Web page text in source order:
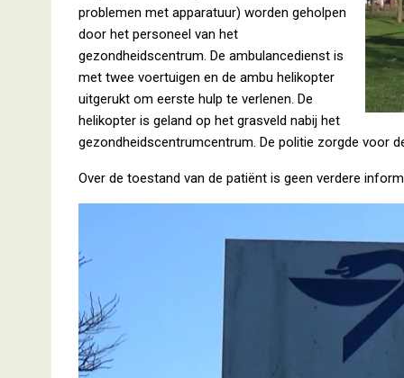
problemen met apparatuur) worden geholpen
door het personeel van het
gezondheidscentrum. De ambulancedienst is
met twee voertuigen en de ambu helikopter
uitgerukt om eerste hulp te verlenen. De
helikopter is geland op het grasveld nabij het
gezondheidscentrumcentrum. De politie zorgde voor
Over de toestand van de patiënt is geen verdere